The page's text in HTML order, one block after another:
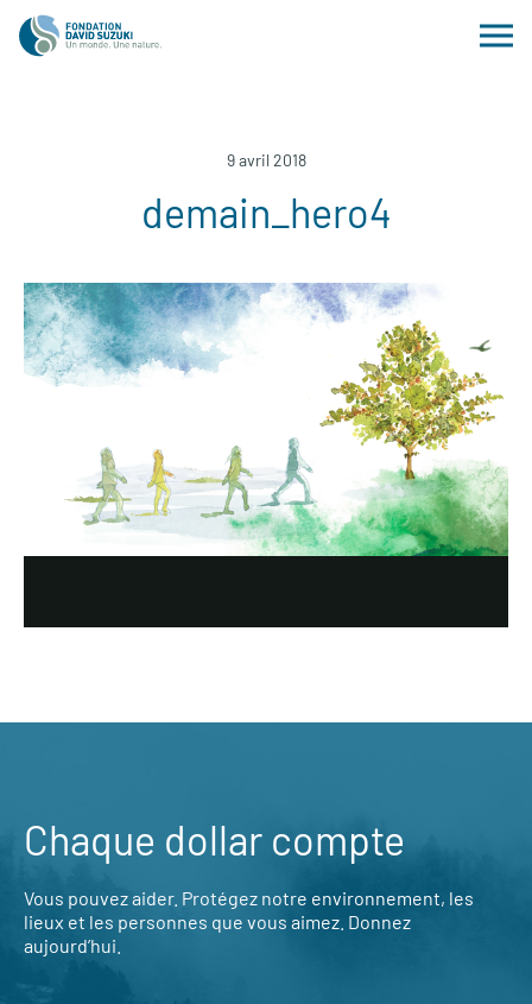
9 avril 2018
demain_hero4
Chaque dollar compte
Vous pouvez aider. Protégez notre environnement, les
lieux et les personnes que vous aimez. Donnez
aujourd’hui.